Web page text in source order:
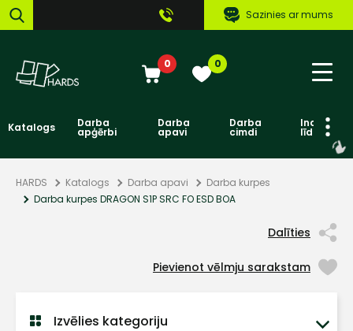
Sazinies ar mums
0 0
Katalogs Darba
apģērbi
Darba
apavi
Darba
cimdi līdzekļi
HARDS Katalogs Darba apavi
Darba kurpes
Darba kurpes DRAGON S1P SRC FO ESD BOA
Dalīties
Pievienot vēlmju sarakstam
Izvēlies kategoriju